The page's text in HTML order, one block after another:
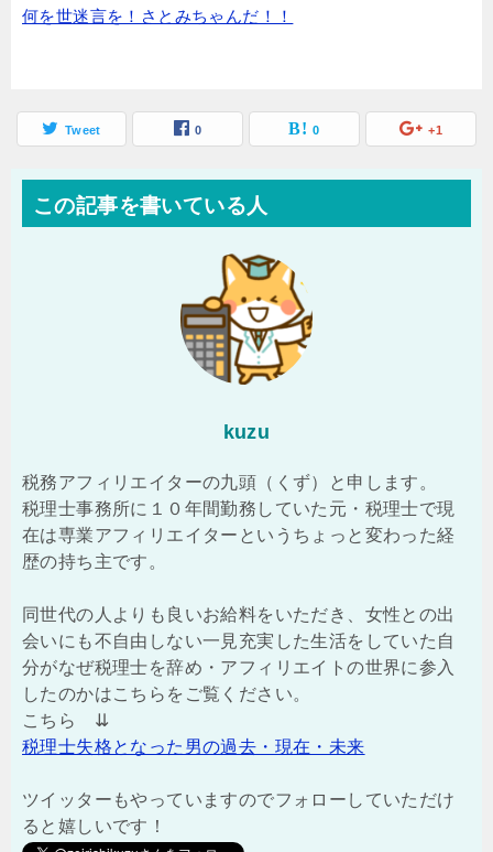
何を世迷言を！さとみちゃんだ！！
Tweet 0 0 +1
この記事を書いている人
kuzu
税務アフィリエイターの九頭（くず）と申します。
税理士事務所に１０年間勤務していた元・税理士で現
在は専業アフィリエイターというちょっと変わった経
歴の持ち主です。
同世代の人よりも良いお給料をいただき、女性との出
会いにも不自由しない一見充実した生活をしていた自
分がなぜ税理士を辞め・アフィリエイトの世界に参入
したのかはこちらをご覧ください。
こちら ⇊
税理士失格となった男の過去・現在・未来
ツイッターもやっていますのでフォローしていただけ
ると嬉しいです！